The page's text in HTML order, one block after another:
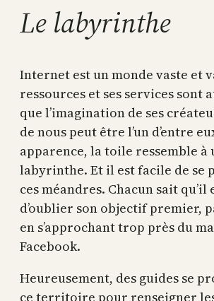
Le labyrinthe
Internet est un monde vaste et
ressources et ses services sont
que l’imagination de ses
de nous peut être l’un d’entre
apparence, la toile ressemble à
labyrinthe. Et il est facile de se
ces méandres. Chacun sait qu’il
d’oublier son objectif premier,
en s’approchant trop près du
Facebook.
Heureusement, des guides se
ce territoire pour renseigner